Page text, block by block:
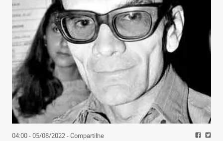
04:00 - 05/08/2022- Compartilhe